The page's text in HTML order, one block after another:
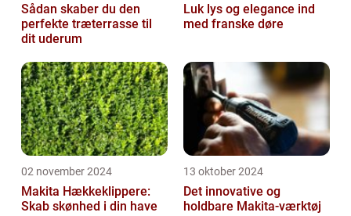
Sådan skaber du den
perfekte træterrasse til
dit uderum
Luk lys og elegance ind
med franske døre
02 november 2024
Makita Hækkeklippere:
Skab skønhed i din have
13 oktober 2024
Det innovative og
holdbare Makita-værktøj